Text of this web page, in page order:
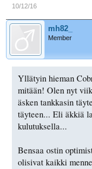
10/12/16
mh82_
Member
Yllätyin hieman
mitään! Olen nyt
äsken tankkasin
täyteen... Eli äkkiä
kulutuksella...
Bensaa ostin
olisivat kaikki